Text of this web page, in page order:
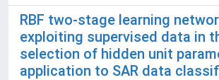
RBF two-stage learning
exploiting supervised data in
selection of hidden unit
application to SAR data